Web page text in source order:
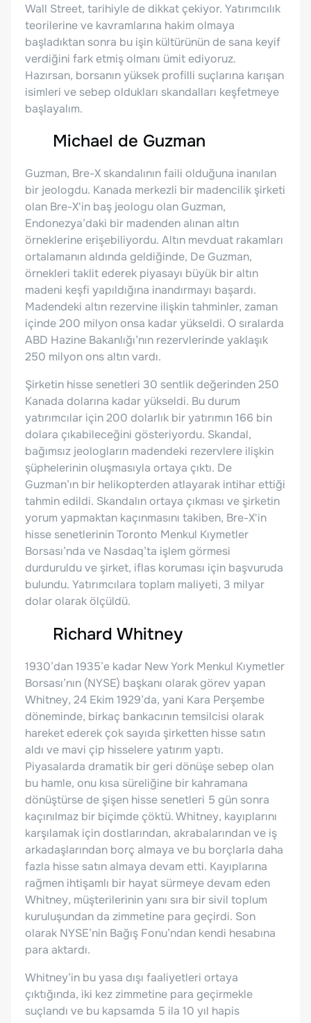
Wall Street, tarihiyle de dikkat çekiyor. Yatırımcılık
teorilerine ve kavramlarına hakim olmaya
başladıktan sonra bu işin kültürünün de sana keyif
verdiğini fark etmiş olmanı ümit ediyoruz.
Hazırsan, borsanın yüksek profilli suçlarına karışan
isimleri ve sebep oldukları skandalları keşfetmeye
başlayalım.
Michael de Guzman
Guzman, Bre-X skandalının faili olduğuna inanılan
bir jeologdu. Kanada merkezli bir madencilik şirketi
olan Bre-X'in baş jeologu olan Guzman,
Endonezya’daki bir madenden alınan altın
örneklerine erişebiliyordu. Altın mevduat rakamları
ortalamanın aldında geldiğinde, De Guzman,
örnekleri taklit ederek piyasayı büyük bir altın
madeni keşfi yapıldığına inandırmayı başardı.
Madendeki altın rezervine ilişkin tahminler, zaman
içinde 200 milyon onsa kadar yükseldi. O sıralarda
ABD Hazine Bakanlığı’nın rezervlerinde yaklaşık
250 milyon ons altın vardı.
Şirketin hisse senetleri 30 sentlik değerinden 250
Kanada dolarına kadar yükseldi. Bu durum
yatırımcılar için 200 dolarlık bir yatırımın 166 bin
dolara çıkabileceğini gösteriyordu. Skandal,
bağımsız jeologların madendeki rezervlere ilişkin
şüphelerinin oluşmasıyla ortaya çıktı. De
Guzman’ın bir helikopterden atlayarak intihar ettiği
tahmin edildi. Skandalın ortaya çıkması ve şirketin
yorum yapmaktan kaçınmasını takiben, Bre-X'in
hisse senetlerinin Toronto Menkul Kıymetler
Borsası’nda ve Nasdaq’ta işlem görmesi
durduruldu ve şirket, iflas koruması için başvuruda
bulundu. Yatırımcılara toplam maliyeti, 3 milyar
dolar olarak ölçüldü.
Richard Whitney
1930’dan 1935’e kadar New York Menkul Kıymetler
Borsası’nın (NYSE) başkanı olarak görev yapan
Whitney, 24 Ekim 1929’da, yani Kara Perşembe
döneminde, birkaç bankacının temsilcisi olarak
hareket ederek çok sayıda şirketten hisse satın
aldı ve mavi çip hisselere yatırım yaptı.
Piyasalarda dramatik bir geri dönüşe sebep olan
bu hamle, onu kısa süreliğine bir kahramana
dönüştürse de şişen hisse senetleri 5 gün sonra
kaçınılmaz bir biçimde çöktü. Whitney, kayıplarını
karşılamak için dostlarından, akrabalarından ve iş
arkadaşlarından borç almaya ve bu borçlarla daha
fazla hisse satın almaya devam etti. Kayıplarına
rağmen ihtişamlı bir hayat sürmeye devam eden
Whitney, müşterilerinin yanı sıra bir sivil toplum
kuruluşundan da zimmetine para geçirdi. Son
olarak NYSE’nin Bağış Fonu’ndan kendi hesabına
para aktardı.
Whitney’in bu yasa dışı faaliyetleri ortaya
çıktığında, iki kez zimmetine para geçirmekle
suçlandı ve bu kapsamda 5 ila 10 yıl hapis